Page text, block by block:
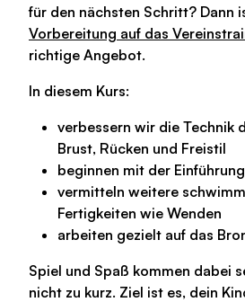
für den nächsten Schritt? Dann
Vorbereitung auf das
richtige Angebot.
In diesem Kurs:
verbessern wir die Technik
Brust, Rücken und Freistil
beginnen mit der
vermitteln weitere
Fertigkeiten wie Wenden
arbeiten gezielt auf das
Spiel und Spaß kommen dabei
nicht zu kurz. Ziel ist es, dein